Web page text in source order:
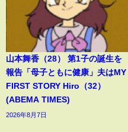
山本舞香（28） 第1子の誕生を
報告「母子ともに健康」夫はMY
FIRST STORY Hiro（32）
(ABEMA TIMES)
2026年8月7日